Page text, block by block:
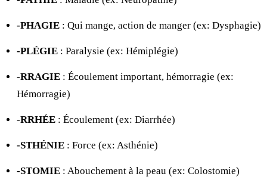
-PHAGIE : Qui mange, action de manger (ex: Dysphagie)
-PLÉGIE : Paralysie (ex: Hémiplégie)
-RRAGIE : Écoulement important, hémorragie (ex:
Hémorragie)
-RRHÉE : Écoulement (ex: Diarrhée)
-STHÉNIE : Force (ex: Asthénie)
-STOMIE : Abouchement à la peau (ex: Colostomie)